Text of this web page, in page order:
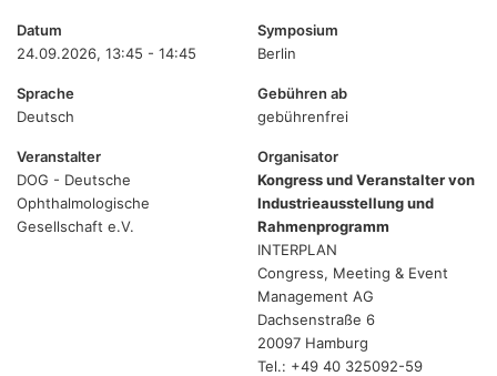
Datum
24.09.2026, 13:45 - 14:45
Symposium
Berlin
Sprache
Deutsch
Gebühren ab
gebührenfrei
Veranstalter
DOG - Deutsche
Ophthalmologische
Gesellschaft e.V.
Organisator
Kongress und Veranstalter von
Industrieausstellung und
Rahmenprogramm
INTERPLAN
Congress, Meeting & Event
Management AG
Dachsenstraße 6
20097 Hamburg
Tel.: +49 40 325092-59